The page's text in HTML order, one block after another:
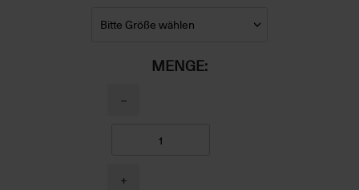
MENGE:
−
+